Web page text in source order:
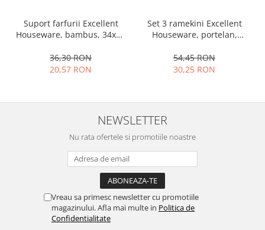
Suport farfurii Excellent
Houseware, bambus, 34x12
36,30 RON
20,57 RON
Set 3 ramekini Excellent
Houseware, portelan,
54,45 RON
30,25 RON
NEWSLETTER
Nu rata ofertele si promotiile noastre
Vreau sa primesc newsletter cu promotiile
magazinului. Afla mai multe in Politica de
Confidentialitate